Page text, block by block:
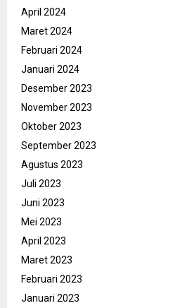
April 2024
Maret 2024
Februari 2024
Januari 2024
Desember 2023
November 2023
Oktober 2023
September 2023
Agustus 2023
Juli 2023
Juni 2023
Mei 2023
April 2023
Maret 2023
Februari 2023
Januari 2023